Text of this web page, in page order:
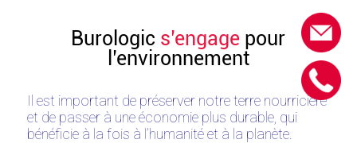
Burologic s’engage pour
l’environnement
Il est important de préserver notre terre nourricière
et de passer à une économie plus durable, qui
bénéficie à la fois à l’humanité et à la planète.